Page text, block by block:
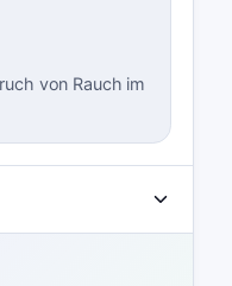
von Rauch im